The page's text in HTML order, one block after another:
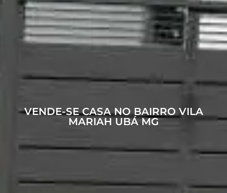
VENDE-SE CASA NO BAIRRO VILA
MARIAH UBÁ MG